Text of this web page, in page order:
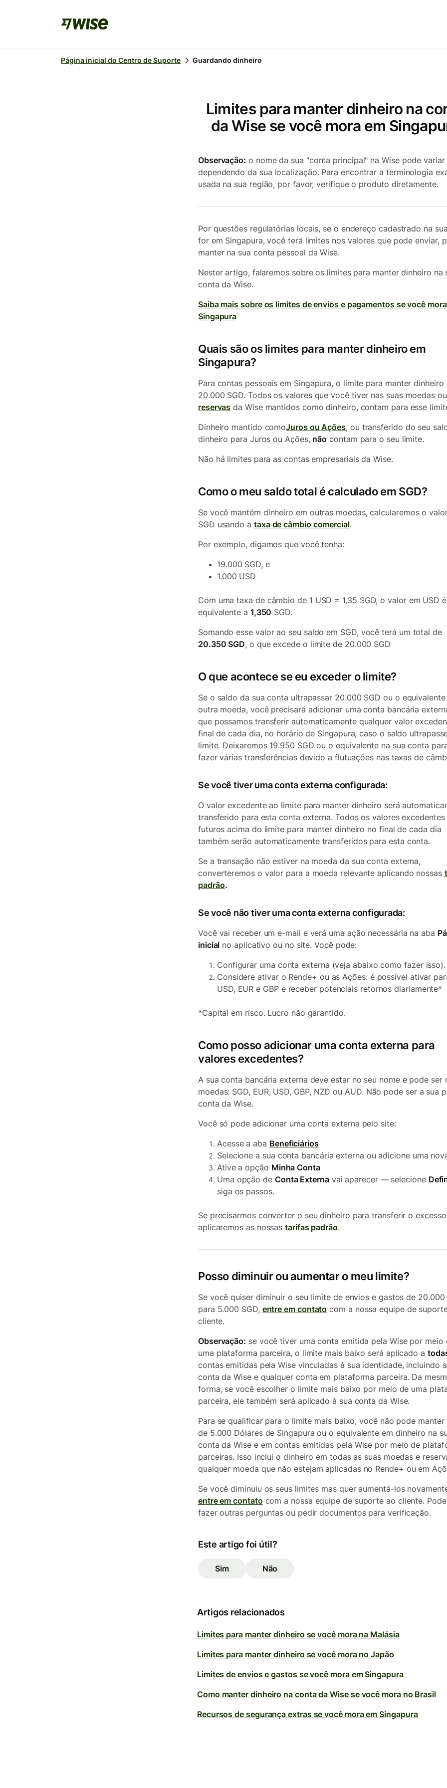
Página inicial do Centro de Suporte Guardando dinheiro
Limites para manter dinheiro na
da Wise se você mora em
Observação: o nome da sua "conta principal" na Wise pode variar
dependendo da sua localização. Para encontrar a terminologia
usada na sua região, por favor, verifique o produto diretamente.
Por questões regulatórias locais, se o endereço cadastrado na
for em Singapura, você terá limites nos valores que pode enviar,
manter na sua conta pessoal da Wise.
Nester artigo, falaremos sobre os limites para manter dinheiro na
conta da Wise.
Saiba mais sobre os limites de envios e pagamentos se você
Singapura
Quais são os limites para manter dinheiro em
Singapura?
Para contas pessoais em Singapura, o limite para manter dinheiro
20.000 SGD. Todos os valores que você tiver nas suas moedas ou
reservas da Wise mantidos como dinheiro, contam para esse
Dinheiro mantido comoJuros ou Ações, ou transferido do seu
dinheiro para Juros ou Ações, não contam para o seu limite.
Não há limites para as contas empresariais da Wise.
Como o meu saldo total é calculado em SGD?
Se você mantém dinheiro em outras moedas, calcularemos o
SGD usando a taxa de câmbio comercial.
Por exemplo, digamos que você tenha:
19.000 SGD, e
1.000 USD
Com uma taxa de câmbio de 1 USD = 1,35 SGD, o valor em USD é
equivalente a 1,350 SGD.
Somando esse valor ao seu saldo em SGD, você terá um total de
20.350 SGD, o que excede o limite de 20.000 SGD
O que acontece se eu exceder o limite?
Se o saldo da sua conta ultrapassar 20.000 SGD ou o
outra moeda, você precisará adicionar uma conta bancária
que possamos transferir automaticamente qualquer valor
final de cada dia, no horário de Singapura, caso o saldo
limite. Deixaremos 19.950 SGD ou o equivalente na sua conta
fazer várias transferências devido a flutuações nas taxas de
Se você tiver uma conta externa configurada:
O valor excedente ao limite para manter dinheiro será
transferido para esta conta externa. Todos os valores excedentes
futuros acima do limite para manter dinheiro no final de cada dia
também serão automaticamente transferidos para esta conta.
Se a transação não estiver na moeda da sua conta externa,
converteremos o valor para a moeda relevante aplicando nossas
padrão.
Se você não tiver uma conta externa configurada:
Você vai receber um e-mail e verá uma ação necessária na aba
inicial no aplicativo ou no site. Você pode:
Configurar uma conta externa (veja abaixo como fazer isso).
Considere ativar o Rende+ ou as Ações: é possível ativar
USD, EUR e GBP e receber potenciais retornos diariamente*
*Capital em risco. Lucro não garantido.
Como posso adicionar uma conta externa para
valores excedentes?
A sua conta bancária externa deve estar no seu nome e pode ser
moedas: SGD, EUR, USD, GBP, NZD ou AUD. Não pode ser a sua
conta da Wise.
Você só pode adicionar uma conta externa pelo site:
Acesse a aba Beneficiários
Selecione a sua conta bancária externa ou adicione uma
Ative a opção Minha Conta
Uma opção de Conta Externavai aparecer — selecione
siga os passos.
Se precisarmos converter o seu dinheiro para transferir o
aplicaremos as nossastarifas padrão.
Posso diminuir ou aumentar o meu limite?
Se você quiser diminuir o seu limite de envios e gastos de 20.000
para 5.000 SGD, entre em contato com a nossa equipe de
cliente.
Observação: se você tiver uma conta emitida pela Wise por meio
uma plataforma parceira, o limite mais baixo será aplicado a
contas emitidas pela Wise vinculadas à sua identidade, incluindo
conta da Wise e qualquer conta em plataforma parceira. Da
forma, se você escolher o limite mais baixo por meio de uma
parceira, ele também será aplicado à sua conta da Wise.
Para se qualificar para o limite mais baixo, você não pode manter
de 5.000 Dólares de Singapura ou o equivalente em dinheiro na
conta da Wise e em contas emitidas pela Wise por meio de
parceiras. Isso inclui o dinheiro em todas as suas moedas e
qualquer moeda que não estejam aplicadas no Rende+ ou em
Se você diminuiu os seus limites mas quer aumentá-los
entre em contato com a nossa equipe de suporte ao cliente.
fazer outras perguntas ou pedir documentos para verificação.
Este artigo foi útil?
Sim Não
Artigos relacionados
Limites para manter dinheiro se você mora na Malásia
Limites para manter dinheiro se você mora no Japão
Limites de envios e gastos se você mora em Singapura
Como manter dinheiro na conta da Wise se você mora no Brasil
Recursos de segurança extras se você mora em Singapura